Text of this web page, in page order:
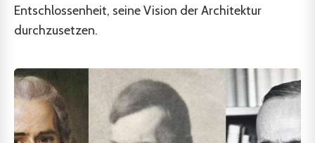
Entschlossenheit, seine Vision der Architektur
durchzusetzen.